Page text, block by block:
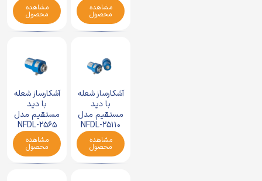
مشاهده
محصول
مشاهده
محصول
آشکارساز شعله
با دید
مستقیم مدل
NFDL-25110
مشاهده
محصول
آشکارساز شعله
با دید
مستقیم مدل
NFDL-2565
مشاهده
محصول